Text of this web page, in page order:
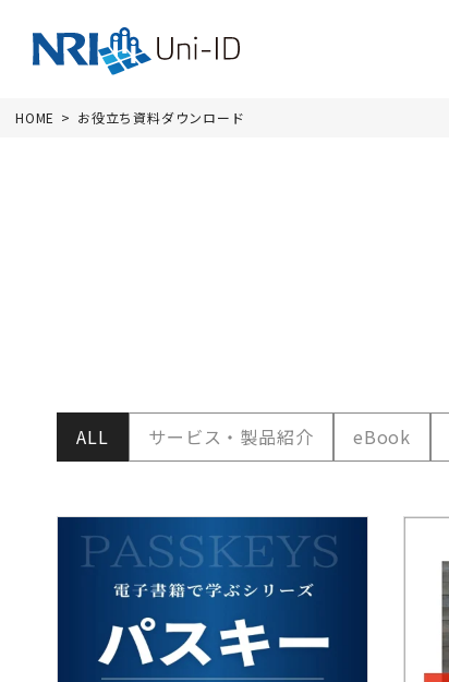
HOME お役立ち資料ダウンロード
ALL サービス・製品紹介 eBook